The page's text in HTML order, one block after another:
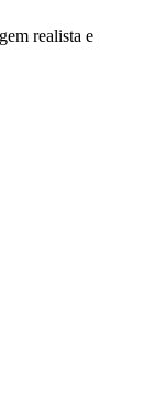
realista e